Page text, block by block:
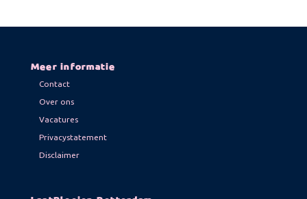
Meer informatie
Contact
Over ons
Vacatures
Privacystatement
Disclaimer